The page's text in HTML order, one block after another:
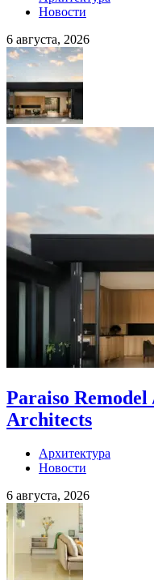
Новости
6 августа, 2026
Paraiso
Architects
Архитектура
Новости
6 августа, 2026